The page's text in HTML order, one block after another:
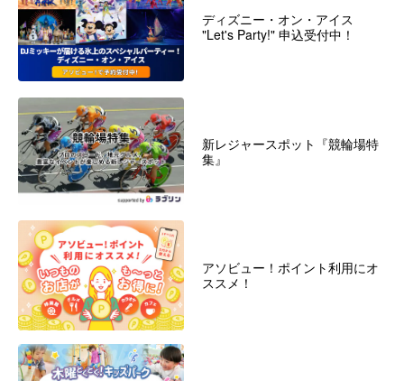
ディズニー・オン・アイス
"Let's Party!" 申込受付中！
新レジャースポット『競輪場特
集』
アソビュー！ポイント利用にオ
ススメ！